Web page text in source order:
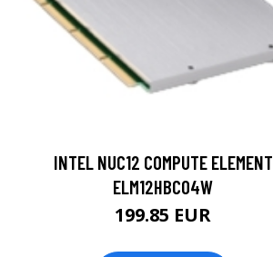
INTEL NUC12 COMPUTE ELEMENT
ELM12HBC04W
199.85 EUR